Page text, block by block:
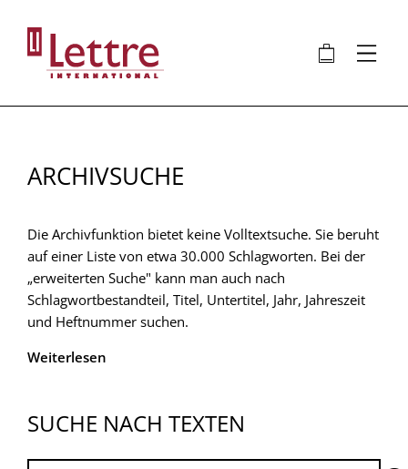
Inhalt
🛍 ⋮
ARCHIVSUCHE
Die Archivfunktion bietet keine Volltextsuche. Sie beruht
auf einer Liste von etwa 30.000 Schlagworten. Bei der
„erweiterten Suche" kann man auch nach
Schlagwortbestandteil, Titel, Untertitel, Jahr, Jahreszeit
und Heftnummer suchen.
Weiterlesen
SUCHE NACH TEXTEN